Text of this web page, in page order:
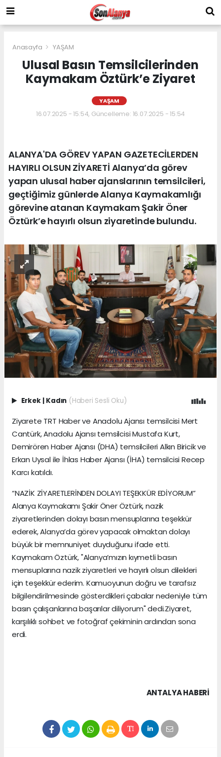
Anasayfa YAŞAM
Ulusal Basın Temsilcilerinden
Kaymakam Öztürk’e Ziyaret
YAŞAM
16.07.2025 - 15:54, Güncelleme: 16.07.2025 - 15:54
ALANYA'DA GÖREV YAPAN GAZETECİLERDEN
HAYIRLI OLSUN ZİYARETİ Alanya’da görev
yapan ulusal haber ajanslarının temsilcileri,
geçtiğimiz günlerde Alanya Kaymakamlığı
görevine atanan Kaymakam Şakir Öner
Öztürk’e hayırlı olsun ziyaretinde bulundu.
Erkek Kadın (Haberi Sesli Oku)
Ziyarete TRT Haber ve Anadolu Ajansı temsilcisi Mert
Cantürk, Anadolu Ajansı temsilcisi Mustafa Kurt,
Demirören Haber Ajansı (DHA) temsilcileri Alkın Biricik ve
Erkan Uysal ile İhlas Haber Ajansı (İHA) temsilcisi Recep
Karcı katıldı.
“NAZİK ZİYARETLERİNDEN DOLAYI TEŞEKKÜR EDİYORUM”
Alanya Kaymakamı Şakir Öner Öztürk, nazik
ziyaretlerinden dolayı basın mensuplarına teşekkür
ederek, Alanya’da görev yapacak olmaktan dolayı
büyük bir memnuniyet duyduğunu ifade etti.
Kaymakam Öztürk, "Alanya’mızın kıymetli basın
mensuplarına nazik ziyaretleri ve hayırlı olsun dilekleri
için teşekkür ederim. Kamuoyunun doğru ve tarafsız
bilgilendirilmesinde gösterdikleri çabalar nedeniyle tüm
basın çalışanlarına başarılar diliyorum" dedi.Ziyaret,
karşılıklı sohbet ve fotoğraf çekiminin ardından sona
erdi.
ANTALYA HABERİ